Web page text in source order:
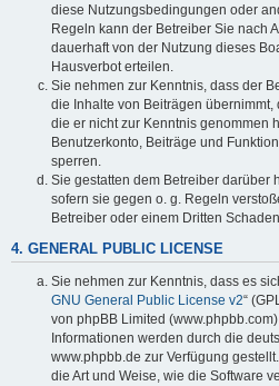
diese Nutzungsbedingungen oder
Regeln kann der Betreiber Sie nach
dauerhaft von der Nutzung dieses
Hausverbot erteilen.
Sie nehmen zur Kenntnis, dass der
die Inhalte von Beiträgen
die er nicht zur Kenntnis genommen
Benutzerkonto, Beiträge und
sperren.
Sie gestatten dem Betreiber darüber
sofern sie gegen o. g. Regeln
Betreiber oder einem Dritten
4. GENERAL PUBLIC LICENSE
Sie nehmen zur Kenntnis, dass es
GNU General Public License v2“
von phpBB Limited
Informationen werden durch die
www.phpbb.de zur Verfügung
die Art und Weise, wie die Software